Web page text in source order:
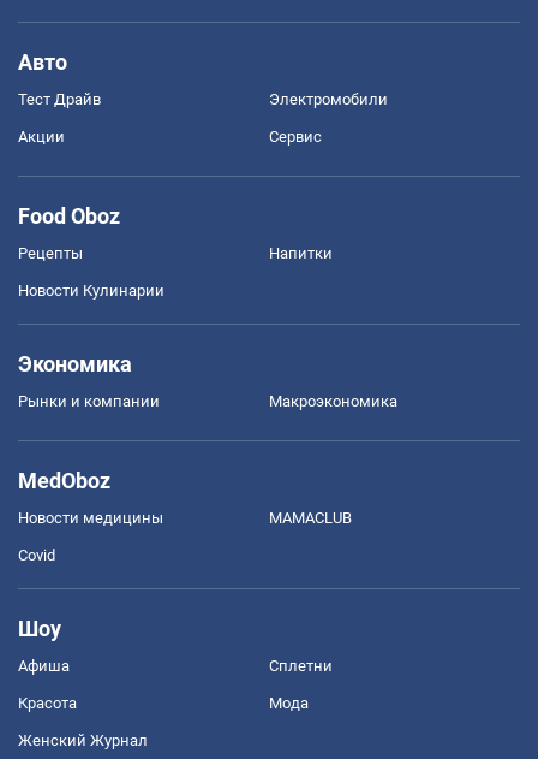
Авто
Тест Драйв Электромобили
Акции Сервис
Food Oboz
Рецепты Напитки
Новости Кулинарии
Экономика
Рынки и компании Mакроэкономика
MedOboz
Новости медицины MAMACLUB
Covid
Шоу
Афиша Сплетни
Красота Мода
Женский Журнал